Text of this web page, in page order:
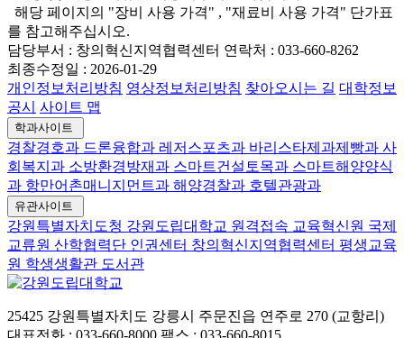
해당 페이지의 "장비 사용 가격" , "재료비 사용 가격" 단가표
를 참고해주십시오.
담당부서 : 창의혁신지역협력센터 연락처 : 033-660-8262
최종수정일 : 2026-01-29
개인정보처리방침 영상정보처리방침 찾아오시는 길 대학정보
공시 사이트 맵
학과사이트
경찰경호과 드론융합과 레저스포츠과 바리스타제과제빵과 사
회복지과 소방환경방재과 스마트건설토목과 스마트해양양식
과 항만어촌매니지먼트과 해양경찰과 호텔관광과
유관사이트
강원특별자치도청 강원도립대학교 원격접속 교육혁신원 국제
교류원 산학협력단 인권센터 창의혁신지역협력센터 평생교육
원 학생생활관 도서관
25425 강원특별자치도 강릉시 주문진읍 연주로 270 (교항리)
대표전화 : 033-660-8000 팩스 : 033-660-8015